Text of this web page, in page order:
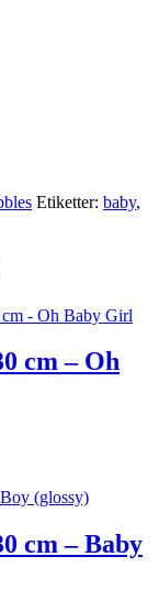
Etiketter: baby,
cm – Oh
cm – Baby